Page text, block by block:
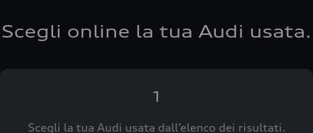
Scegli online la tua Audi usata.
1
Scegli la tua Audi usata dall’elenco dei risultati.